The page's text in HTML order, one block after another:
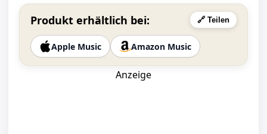
Produkt erhältlich bei: 🔗 Teilen
Apple Music Amazon Music
Anzeige